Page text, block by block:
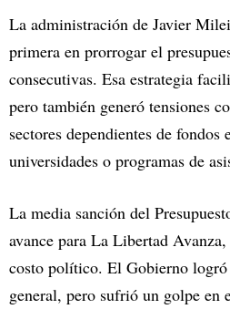
La administración de Javier
primera en prorrogar el
consecutivas. Esa estrategia
pero también generó tensiones
sectores dependientes de fondos
universidades o programas de
La media sanción del
avance para La Libertad
costo político. El Gobierno
general, pero sufrió un golpe en